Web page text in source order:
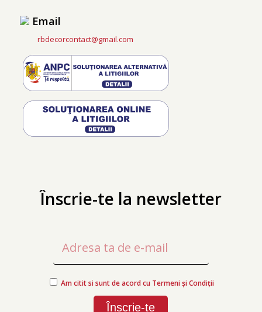
Email
rbdecorcontact@gmail.com
Înscrie-te la newsletter
Am citit si sunt de acord cu Termeni și Condiții